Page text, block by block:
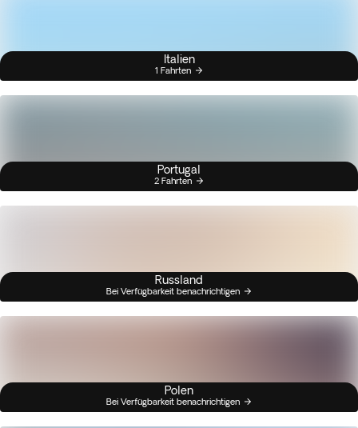
Italien
1 Fahrten
Portugal
2 Fahrten
Russland
Bei Verfügbarkeit benachrichtigen
Polen
Bei Verfügbarkeit benachrichtigen